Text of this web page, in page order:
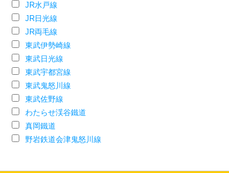
JR水戸線
JR日光線
JR両毛線
東武伊勢崎線
東武日光線
東武宇都宮線
東武鬼怒川線
東武佐野線
わたらせ渓谷鐵道
真岡鐵道
野岩鉄道会津鬼怒川線